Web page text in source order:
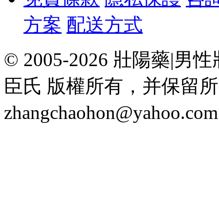
方案 配送方式
© 2005-2026 壯陽藥|男
臣氏 版權所有，并保留